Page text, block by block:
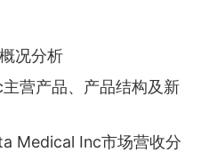
况分析
营产品、产品结构及新
Medical Inc市场营收分